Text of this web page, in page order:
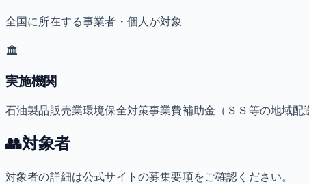
全国に所在する事業者・個人が対象
🏛️
実施機関
石油製品販売業環境保全対策事業費補助金（ＳＳ等の地域配
👥対象者
対象者の詳細は公式サイトの募集要項をご確認ください。